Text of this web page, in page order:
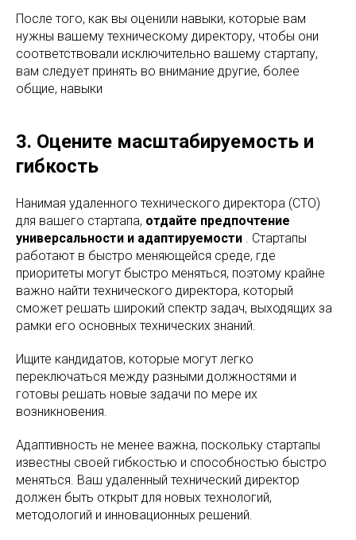
После того, как вы оценили навыки, которые вам
нужны вашему техническому директору, чтобы они
соответствовали исключительно вашему стартапу,
вам следует принять во внимание другие, более
общие, навыки
3. Оцените масштабируемость и
гибкость
Нанимая удаленного технического директора (CTO)
для вашего стартапа, отдайте предпочтение
универсальности и адаптируемости . Стартапы
работают в быстро меняющейся среде, где
приоритеты могут быстро меняться, поэтому крайне
важно найти технического директора, который
сможет решать широкий спектр задач, выходящих за
рамки его основных технических знаний.
Ищите кандидатов, которые могут легко
переключаться между разными должностями и
готовы решать новые задачи по мере их
возникновения.
Адаптивность не менее важна, поскольку стартапы
известны своей гибкостью и способностью быстро
меняться. Ваш удаленный технический директор
должен быть открыт для новых технологий,
методологий и инновационных решений.